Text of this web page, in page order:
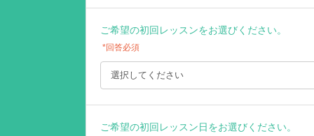
ご希望の初回レッスンをお選びください。
*回答必須
ご希望の初回レッスン日をお選びください。